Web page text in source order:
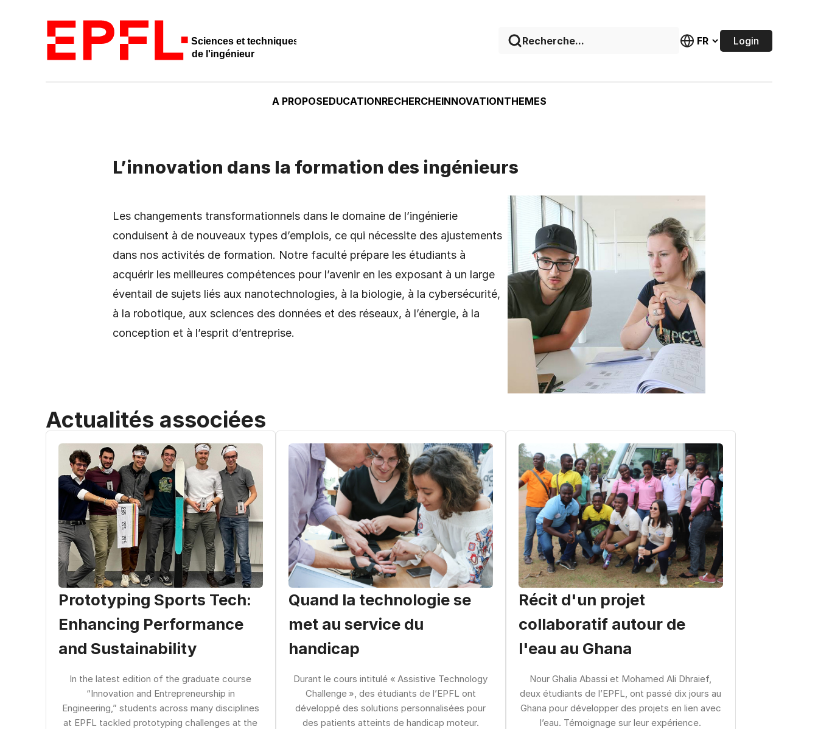
Sciences et techniques
de l'ingénieur
Login
A PROPOSEDUCATIONRECHERCHEINNOVATIONTHEMES
L’innovation dans la formation des ingénieurs
Les changements transformationnels dans le domaine de l’ingénierie
conduisent à de nouveaux types d’emplois, ce qui nécessite des ajustements
dans nos activités de formation. Notre faculté prépare les étudiants à
acquérir les meilleures compétences pour l’avenir en les exposant à un large
éventail de sujets liés aux nanotechnologies, à la biologie, à la cybersécurité,
à la robotique, aux sciences des données et des réseaux, à l’énergie, à la
conception et à l’esprit d’entreprise.
Actualités associées
Prototyping Sports Tech:
Enhancing Performance
and Sustainability
In the latest edition of the graduate course
“Innovation and Entrepreneurship in
Engineering,” students across many disciplines
at EPFL tackled prototyping challenges at the
Quand la technologie se
met au service du
handicap
Durant le cours intitulé « Assistive Technology
Challenge », des étudiants de l’EPFL ont
développé des solutions personnalisées pour
des patients atteints de handicap moteur.
Récit d'un projet
collaboratif autour de
l'eau au Ghana
Nour Ghalia Abassi et Mohamed Ali Dhraief,
deux étudiants de l’EPFL, ont passé dix jours au
Ghana pour développer des projets en lien avec
l’eau. Témoignage sur leur expérience.